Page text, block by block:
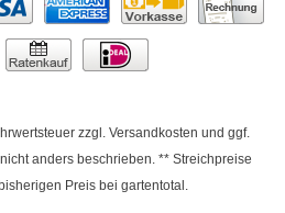
zzgl. Versandkosten und ggf.
anders beschrieben. ** Streichpreise
Preis bei gartentotal.